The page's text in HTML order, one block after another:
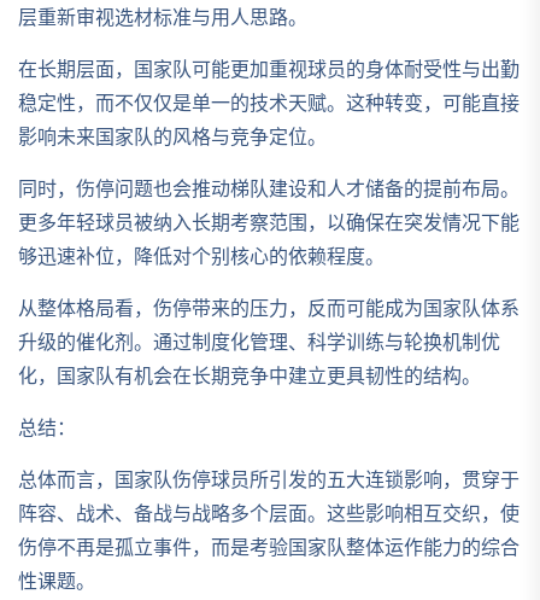
层重新审视选材标准与用人思路。
在长期层面，国家队可能更加重视球员的身体耐受性与出勤
稳定性，而不仅仅是单一的技术天赋。这种转变，可能直接
影响未来国家队的风格与竞争定位。
同时，伤停问题也会推动梯队建设和人才储备的提前布局。
更多年轻球员被纳入长期考察范围，以确保在突发情况下能
够迅速补位，降低对个别核心的依赖程度。
从整体格局看，伤停带来的压力，反而可能成为国家队体系
升级的催化剂。通过制度化管理、科学训练与轮换机制优
化，国家队有机会在长期竞争中建立更具韧性的结构。
总结：
总体而言，国家队伤停球员所引发的五大连锁影响，贯穿于
阵容、战术、备战与战略多个层面。这些影响相互交织，使
伤停不再是孤立事件，而是考验国家队整体运作能力的综合
性课题。